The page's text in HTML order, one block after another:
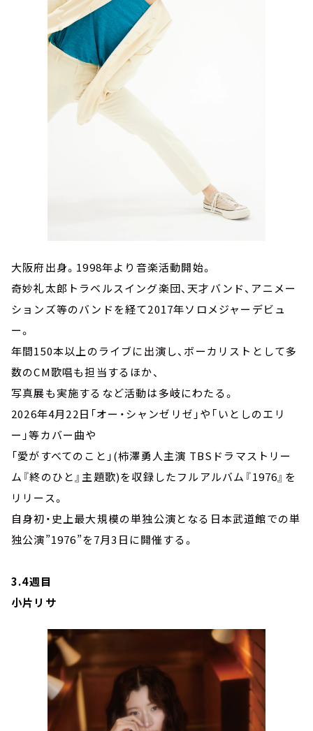
大阪府出身。1998年より音楽活動開始。
奇妙礼太郎トラベルスイング楽団、天才バンド、アニメー
ションズ等のバンドを経て2017年ソロメジャーデビュ
ー。
年間150本以上のライブに出演し、ボーカリストとして多
数のCM歌唱も担当するほか、
写真展も実施するなど活動は多岐にわたる。
2026年4月22日「オー・シャンゼリゼ」や「いとしのエリ
ー」等カバー曲や
「愛がすべてのこと」(柿澤勇人主演 TBSドラマストリー
ム『終のひと』主題歌)を収録したフルアルバム『1976』を
リリース。
自身初・史上最大規模の単独公演となる日本武道館での単
独公演”1976”を7月3日に開催する。
3.4週目
小片リサ